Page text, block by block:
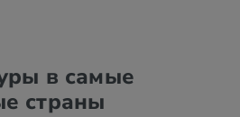
в самые
страны